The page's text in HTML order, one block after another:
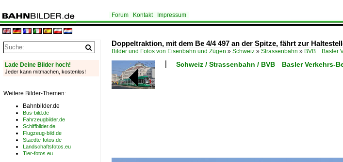
Forum Kontakt Impressum
Doppeltraktion, mit dem Be 4/4 497 an der Spitze, fährt zur
Bilder und Fotos von Eisenbahn und Zügen » Schweiz » Strassenbahn » BVB Basler
Schweiz / Strassenbahn / BVB Basler Verkehrs-
Lade Deine Bilder hoch!
Jeder kann mitmachen, kostenlos!
Weitere Bilder-Themen:
Bahnbilder.de
Bus-bild.de
Fahrzeugbilder.de
Schiffbilder.de
Flugzeug-bild.de
Staedte-fotos.de
Landschaftsfotos.eu
Tier-fotos.eu